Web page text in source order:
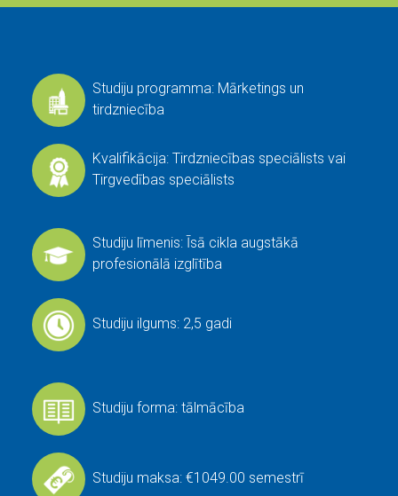
Studiju programma: Mārketings un
tirdzniecība
Kvalifikācija: Tirdzniecības speciālists vai
Tirgvedības speciālists
Studiju līmenis: Īsā cikla augstākā
profesionālā izglītība
Studiju ilgums: 2,5 gadi
Studiju forma: tālmācība
Studiju maksa: €1049.00 semestrī